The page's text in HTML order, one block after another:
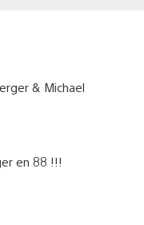
& Michael
en 88 !!!